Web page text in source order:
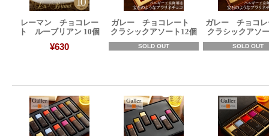
レーマン チョコレー
ト ルーブリアン 10個
¥630
ガレー チョコレート
クラシックアソート12個
SOLD OUT
ガレー チョコ
クラシックアソ
SOLD OUT